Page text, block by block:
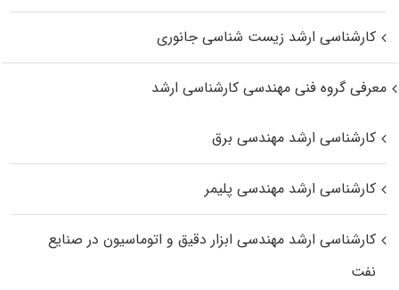
کارشناسی ارشد زیست‌ شناسی جانوری
معرفی گروه فنی مهندسی کارشناسی ارشد
کارشناسی ارشد مهندسی برق
کارشناسی ارشد مهندسی پلیمر
کارشناسی ارشد مهندسی ابزار دقیق و اتوماسیون در صنایع
نفت